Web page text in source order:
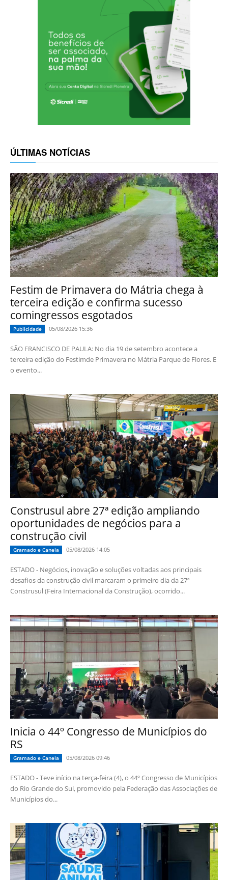
ÚLTIMAS NOTÍCIAS
Festim de Primavera do Mátria chega à
terceira edição e confirma sucesso
comingressos esgotados
Publicidade 05/08/2026 15:36
SÃO FRANCISCO DE PAULA: No dia 19 de setembro acontece a
terceira edição do Festimde Primavera no Mátria Parque de Flores. E
o evento...
Construsul abre 27ª edição ampliando
oportunidades de negócios para a
construção civil
Gramado e Canela 05/08/2026 14:05
ESTADO - Negócios, inovação e soluções voltadas aos principais
desafios da construção civil marcaram o primeiro dia da 27ª
Construsul (Feira Internacional da Construção), ocorrido...
Inicia o 44º Congresso de Municípios do
RS
Gramado e Canela 05/08/2026 09:46
ESTADO - Teve início na terça-feira (4), o 44º Congresso de Municípios
do Rio Grande do Sul, promovido pela Federação das Associações de
Municípios do...